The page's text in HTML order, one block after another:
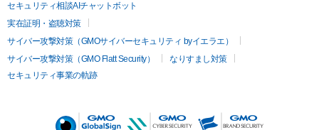
セキュリティ相談AIチャットボット
実在証明・盗聴対策
サイバー攻撃対策（GMOサイバーセキュリティ byイエラエ）
サイバー攻撃対策（GMO Flatt Security）
なりすまし対策
セキュリティ事業の軌跡